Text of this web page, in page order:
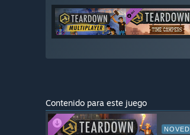
Contenido para este juego